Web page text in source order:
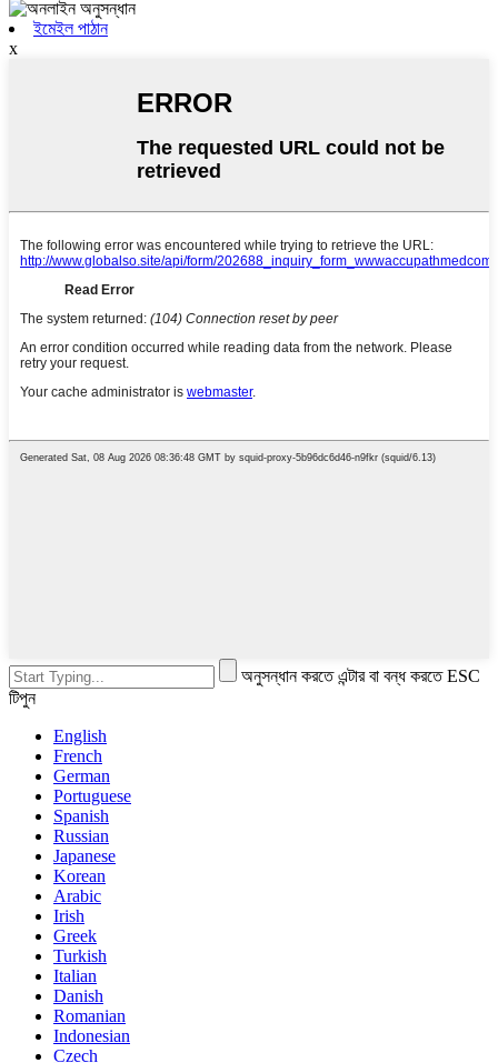
ইমেইল পাঠান
x
অনুসন্ধান করতে এন্টার বা বন্ধ করতে ESC
টিপুন
English
French
German
Portuguese
Spanish
Russian
Japanese
Korean
Arabic
Irish
Greek
Turkish
Italian
Danish
Romanian
Indonesian
Czech